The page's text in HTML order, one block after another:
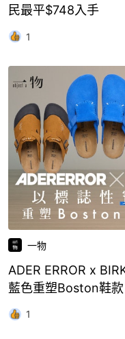
民最平$748入手
1
一物
ADER ERROR x
藍色重塑Boston鞋款
1